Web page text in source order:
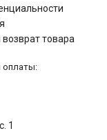
товара
оплаты:
1